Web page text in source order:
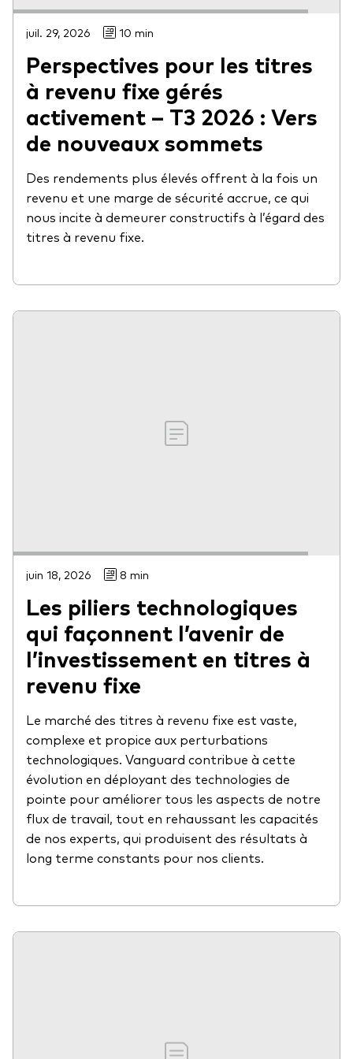
juil. 29, 2026 10 min
Perspectives pour les titres
à revenu fixe gérés
activement – T3 2026 : Vers
de nouveaux sommets
Des rendements plus élevés offrent à la fois un
revenu et une marge de sécurité accrue, ce qui
nous incite à demeurer constructifs à l’égard des
titres à revenu fixe.
juin 18, 2026 8 min
Les piliers technologiques
qui façonnent l’avenir de
l’investissement en titres à
revenu fixe
Le marché des titres à revenu fixe est vaste,
complexe et propice aux perturbations
technologiques. Vanguard contribue à cette
évolution en déployant des technologies de
pointe pour améliorer tous les aspects de notre
flux de travail, tout en rehaussant les capacités
de nos experts, qui produisent des résultats à
long terme constants pour nos clients.